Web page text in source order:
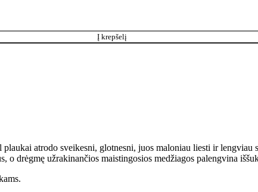
Į krepšelį
atrodo sveikesni, glotnesni, juos maloniau liesti ir
o drėgmę užrakinančios maistingosios medžiagos palengvina